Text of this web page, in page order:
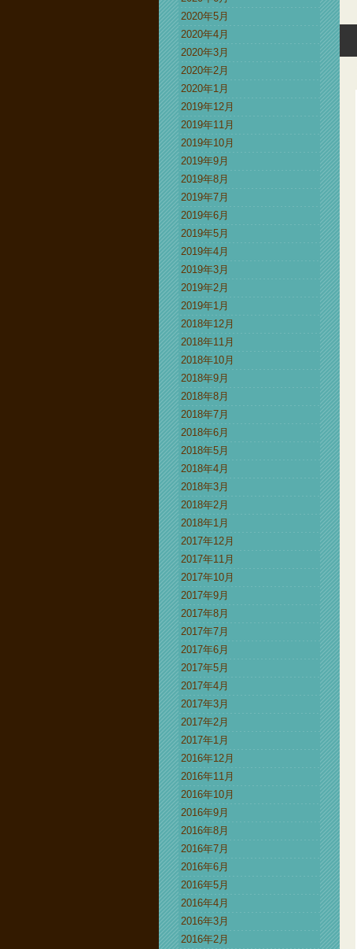
2020年5月
2020年4月
2020年3月
2020年2月
2020年1月
2019年12月
2019年11月
2019年10月
2019年9月
2019年8月
2019年7月
2019年6月
2019年5月
2019年4月
2019年3月
2019年2月
2019年1月
2018年12月
2018年11月
2018年10月
2018年9月
2018年8月
2018年7月
2018年6月
2018年5月
2018年4月
2018年3月
2018年2月
2018年1月
2017年12月
2017年11月
2017年10月
2017年9月
2017年8月
2017年7月
2017年6月
2017年5月
2017年4月
2017年3月
2017年2月
2017年1月
2016年12月
2016年11月
2016年10月
2016年9月
2016年8月
2016年7月
2016年6月
2016年5月
2016年4月
2016年3月
2016年2月